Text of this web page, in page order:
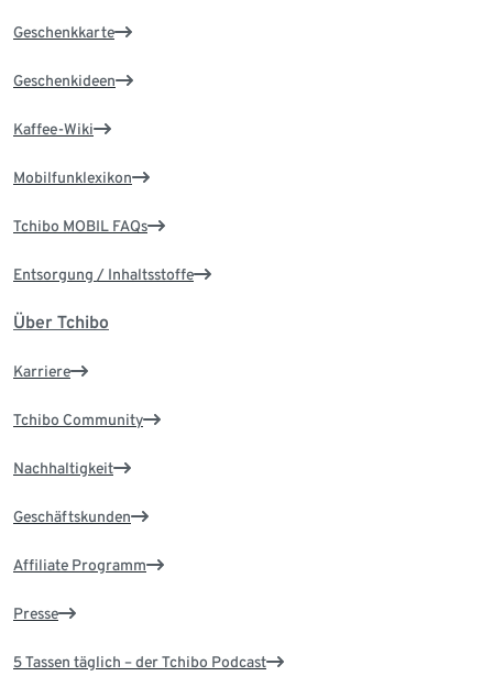
Geschenkkarte
Geschenkideen
Kaffee-Wiki
Mobilfunklexikon
Tchibo MOBIL FAQs
Entsorgung / Inhaltsstoffe
Über Tchibo
Karriere
Tchibo Community
Nachhaltigkeit
Geschäftskunden
Affiliate Programm
Presse
5 Tassen täglich – der Tchibo Podcast